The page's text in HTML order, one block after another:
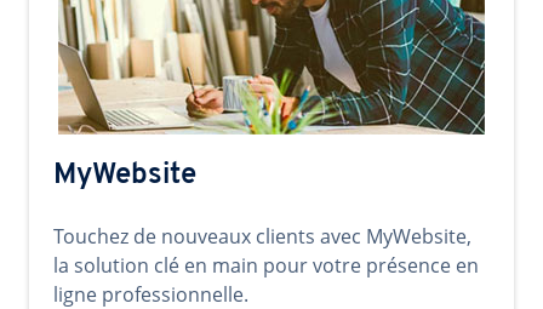
MyWebsite
Touchez de nouveaux clients avec MyWebsite,
la solution clé en main pour votre présence en
ligne professionnelle.